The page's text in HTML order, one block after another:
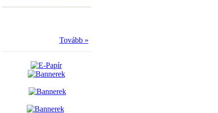
Tovább »